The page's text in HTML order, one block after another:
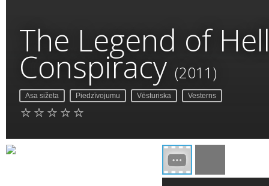
The Legend of
Conspiracy (2011)
Asa sižeta Piedzīvojumu Vēsturiska Vesterns